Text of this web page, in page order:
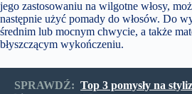
jego zastosowaniu na wilgotne włosy,
następnie użyć pomady do włosów. Do
średnim lub mocnym chwycie, a także
błyszczącym wykończeniu.
SPRAWDŹ: Top 3 pomysły na